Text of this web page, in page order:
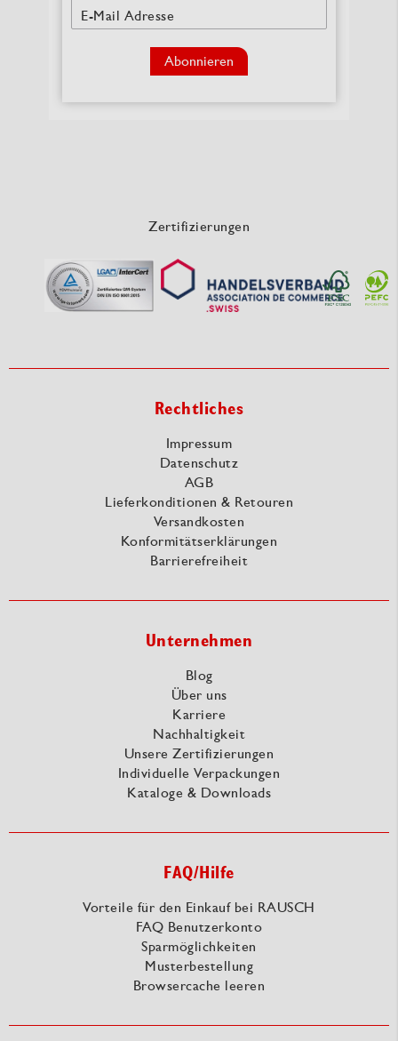
E-Mail Adresse
Abonnieren
Zertifizierungen
Rechtliches
Impressum
Datenschutz
AGB
Lieferkonditionen & Retouren
Versandkosten
Konformitätserklärungen
Barrierefreiheit
Unternehmen
Blog
Über uns
Karriere
Nachhaltigkeit
Unsere Zertifizierungen
Individuelle Verpackungen
Kataloge & Downloads
FAQ/Hilfe
Vorteile für den Einkauf bei RAUSCH
FAQ Benutzerkonto
Sparmöglichkeiten
Musterbestellung
Browsercache leeren